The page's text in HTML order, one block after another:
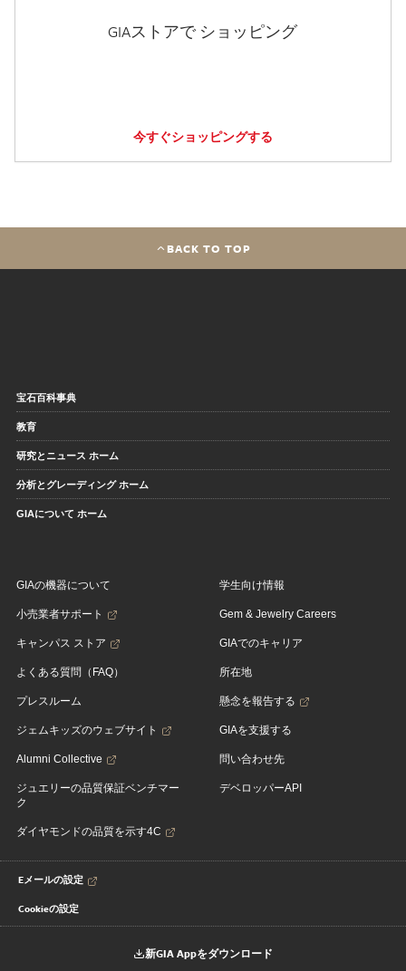
GIAストアで ショッピング
今すぐショッピングする
BACK TO TOP
宝石百科事典
教育
研究とニュース ホーム
分析とグレーディング ホーム
GIAについて ホーム
GIAの機器について
小売業者サポート
キャンパス ストア
よくある質問（FAQ）
プレスルーム
ジェムキッズのウェブサイト
Alumni Collective
ジュエリーの品質保証ベンチマー
ク
ダイヤモンドの品質を示す4C
学生向け情報
Gem & Jewelry Careers
GIAでのキャリア
所在地
懸念を報告する
GIAを支援する
問い合わせ先
デベロッパーAPI
Eメールの設定
Cookieの設定
新GIA Appをダウンロード